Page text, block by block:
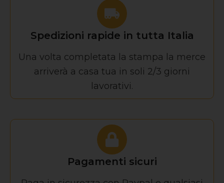
Spedizioni rapide in tutta Italia
Una volta completata la stampa la merce
arriverà a casa tua in soli 2/3 giorni
lavorativi.
Pagamenti sicuri